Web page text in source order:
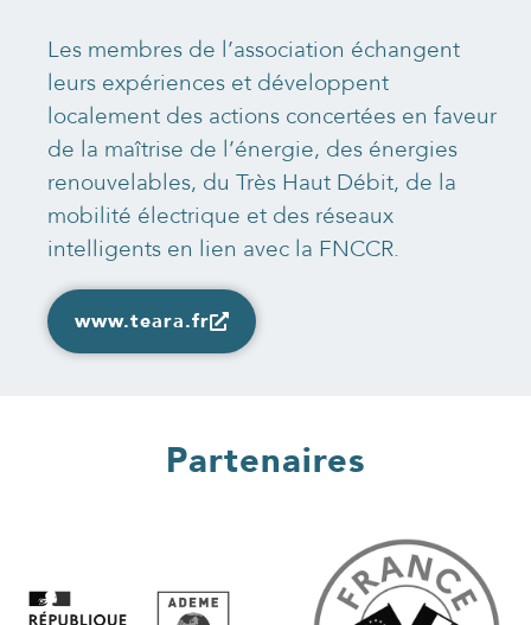
Les membres de l’association échangent
leurs expériences et développent
localement des actions concertées en faveur
de la maîtrise de l’énergie, des énergies
renouvelables, du Très Haut Débit, de la
mobilité électrique et des réseaux
intelligents en lien avec la FNCCR.
www.teara.fr
Partenaires